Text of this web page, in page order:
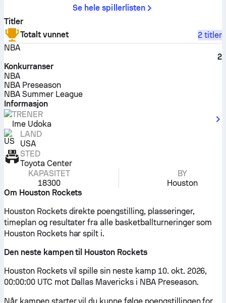
Se hele spillerlisten
Titler
Totalt vunnet
2 titler
NBA
2
Konkurranser
NBA
NBA Preseason
NBA Summer League
Informasjon
TRENER
Ime Udoka
LAND
USA
STED
Toyota Center
KAPASITET
18300
BY
Houston
Om Houston Rockets
Houston Rockets direkte poengstilling, plasseringer,
timeplan og resultater fra alle basketballturneringer som
Houston Rockets har spilt i.
Den neste kampen til Houston Rockets
Houston Rockets vil spille sin neste kamp 10. okt. 2026,
00:00:00 UTC mot Dallas Mavericks i NBA Preseason.